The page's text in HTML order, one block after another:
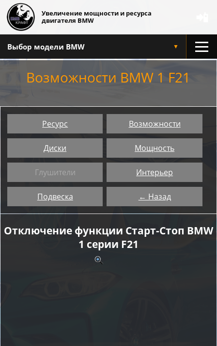
Увеличение мощности и ресурса
двигателя BMW
Выбор модели BMW ▼
Возможности BMW 1 F21
Ресурс Возможности
Диски Мощность
Глушители Интерьер
Подвеска ← Назад
Отключение функции Старт-Cтоп BMW
1 серии F21